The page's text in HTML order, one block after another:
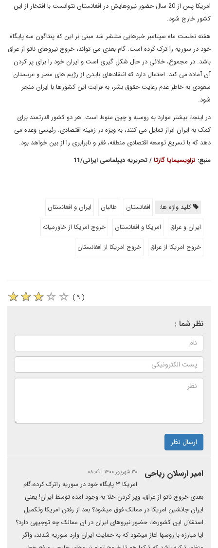
امریکا پس از 20 سال حضور نیروهایش در افغانستان نتوانست با افتخار از این
کشور خارج شود.
هفته نخست ماه سپتامبر خبرهایی منتشر شد مبنی بر این که پنتاگون سه پایگاه
خود در سوریه را ترک کرده است. گام بعدی می تواند، خروج نیروهای ناتو از عراق
باشد. در مجموع، خلائی در حال شکل گیری است و ایران خود را برای پر کردن
آن آماده می کند. احتمال دارد که انتقادهای بایدن از رژیم های مصر و عربستان
سعودی به خاطر عدم رعایت حقوق بشر، به قرابت این کشورها با ایران منجر
شود.
در اینجا، بیشتر موارد به روسیه و چین منوط است. هر دو کشور قدرتمند برای
کمک به ایران ابراز تمایل می کنند، به ویژه در زمینه اقتصادی. رئیسی وعده می
دهد که با تسریع توسعه اقتصادی منطقه، فقر و نابرابری را از بین خواهد بود.
منبع: نزاویسیمایا گازتا/ تحریریه دیپلماسی ایرانی/11
کلید واژه ها: افغانستان طالبان
ایران و افغانستان
ایران و عراق
امریکا و افغانستان
خروج امریکا از خاورمیانه
خروج امریکا از عراق
خروج امریکا از افغانستان
( ۹ )
نظر شما :
ارسال نظر
امیر ارسلان ریاحی ۳۰ شهریور ۱۴۰۰ | ۰۸:۰۹
امریکا ۳ پایگاه خود در سوریه راترک کرده،گام
بعدی خروج ناتو از عراق، وپر کردن خلا به وجود امده توسط ایران! یعنی
ایران جانشین امریکا در ممالک فوق میشود؟ بعد از رفتن امریکا وتکمیل
استقلال این کشورها، حضور نیروهای ایران در ان ممالک چه توجیهی دارد؟
ایا مبارزه با روسها اغاز میشود که به حمایت ایران وارد سوریه شدند، واگر